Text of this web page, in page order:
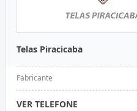
Impermeabilização
Empreiteiros - estrutura
Protendidos
Metais não ferrosos
Ar condicionado
Equipamentos de lazer
Telas Piracicaba
Fabricante
VER TELEFONE